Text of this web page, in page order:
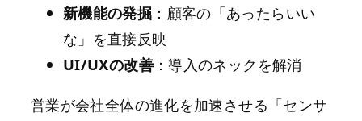
新機能の発掘 ：顧客の「あったらいい
な」を直接反映
UI/UXの改善：導入のネックを解消
営業が会社全体の進化を加速させる「センサ